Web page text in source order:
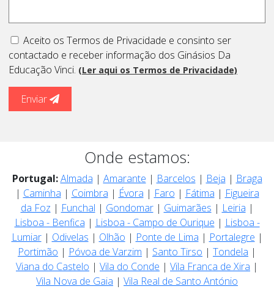
Aceito os Termos de Privacidade e consinto ser
contactado e receber informação dos Ginásios Da
Educação Vinci. (Ler aqui os Termos de Privacidade)
Enviar
Onde estamos:
Portugal:Almada | Amarante | Barcelos | Beja | Braga
| Caminha | Coimbra | Évora | Faro | Fátima | Figueira
da Foz | Funchal | Gondomar| Guimarães | Leiria |
Lisboa - Benfica | Lisboa - Campo de Ourique | Lisboa -
Lumiar| Odivelas | Olhão | Ponte de Lima | Portalegre |
Portimão | Póvoa de Varzim | Santo Tirso | Tondela |
Viana do Castelo | Vila do Conde | Vila Franca de Xira |
Vila Nova de Gaia | Vila Real de Santo António